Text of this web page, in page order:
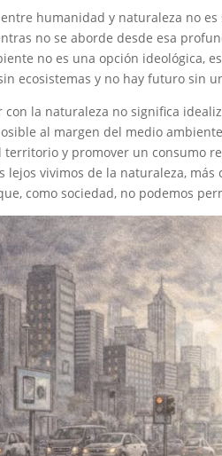
humanidad y naturaleza no
no se aborde desde esa
no es una opción ideológica,
ecosistemas y no hay futuro sin
con la naturaleza no significa
al margen del medio
territorio y promover un consumo
lejos vivimos de la naturaleza, más
como sociedad, no podemos